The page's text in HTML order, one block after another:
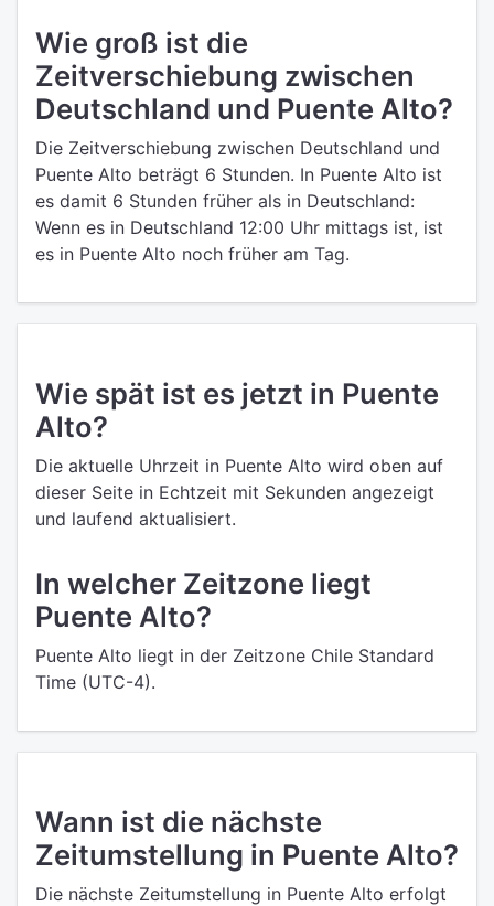
Wie groß ist die
Zeitverschiebung zwischen
Deutschland und Puente Alto?
Die Zeitverschiebung zwischen Deutschland und
Puente Alto beträgt 6 Stunden. In Puente Alto ist
es damit 6 Stunden früher als in Deutschland:
Wenn es in Deutschland 12:00 Uhr mittags ist, ist
es in Puente Alto noch früher am Tag.
Wie spät ist es jetzt in Puente
Alto?
Die aktuelle Uhrzeit in Puente Alto wird oben auf
dieser Seite in Echtzeit mit Sekunden angezeigt
und laufend aktualisiert.
In welcher Zeitzone liegt
Puente Alto?
Puente Alto liegt in der Zeitzone Chile Standard
Time (UTC-4).
Wann ist die nächste
Zeitumstellung in Puente Alto?
Die nächste Zeitumstellung in Puente Alto erfolgt